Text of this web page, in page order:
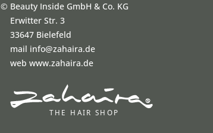
© Beauty Inside GmbH & Co. KG
Erwitter Str. 3
33647 Bielefeld
mail info@zahaira.de
web www.zahaira.de